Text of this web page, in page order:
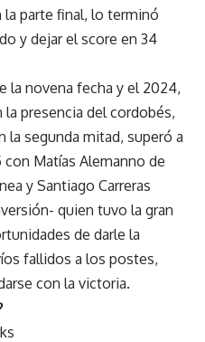
la parte final, lo terminó
y dejar el score en 34
la novena fecha y el 2024,
presencia del cordobés,
la segunda mitad, superó a
con Matías Alemanno de
y Santiago Carreras
quien tuvo la gran
de darle la
fallidos a los postes,
con la victoria.